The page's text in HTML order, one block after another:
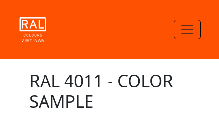
RAL 4011 - COLOR
SAMPLE